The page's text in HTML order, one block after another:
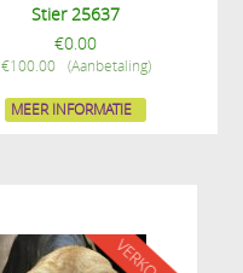
Stier 25637
€0.00
€100.00
MEER INFORMATIE